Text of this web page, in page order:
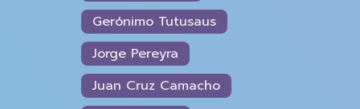
Gerónimo Tutusaus
Jorge Pereyra
Juan Cruz Camacho